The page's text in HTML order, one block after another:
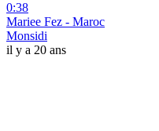
0:38
Mariee Fez - Maroc
Monsidi
il y a 20 ans